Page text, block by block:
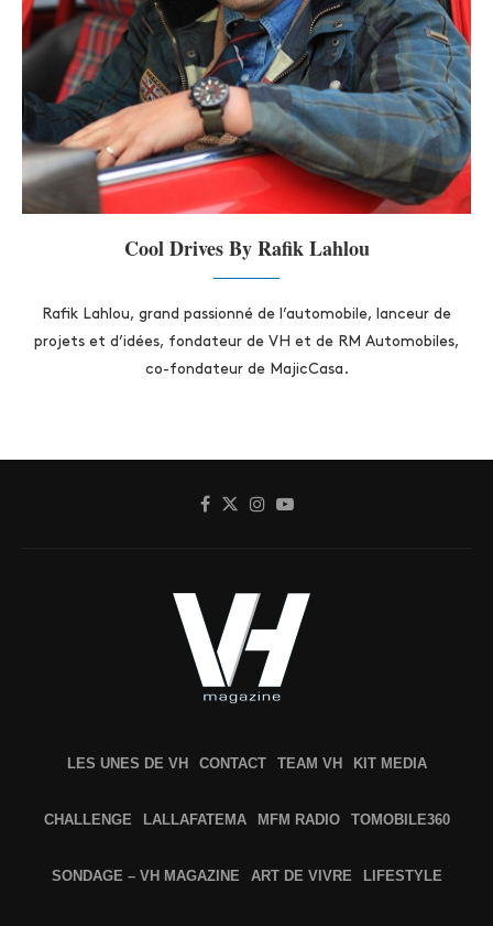
Cool Drives By Rafik Lahlou
Rafik Lahlou, grand passionné de l’automobile, lanceur de
projets et d’idées, fondateur de VH et de RM Automobiles,
co-fondateur de MajicCasa.
LES UNES DE VH CONTACT TEAM VH KIT MEDIA
CHALLENGE LALLAFATEMA MFM RADIO TOMOBILE360
SONDAGE – VH MAGAZINE ART DE VIVRE LIFESTYLE